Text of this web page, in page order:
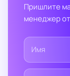
Пришлите
менеджер